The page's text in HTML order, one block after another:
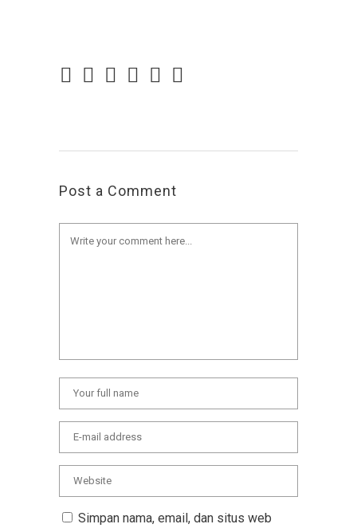
Post a Comment
Simpan nama, email, dan situs web